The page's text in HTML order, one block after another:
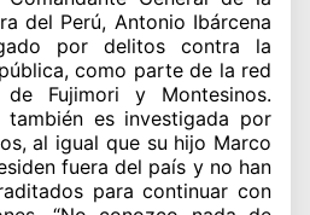
del Perú, Antonio Ibárcena
por delitos contra la
como parte de la red
Fujimori y Montesinos.
también es investigada por
al igual que su hijo Marco
fuera del país y no han
para continuar con